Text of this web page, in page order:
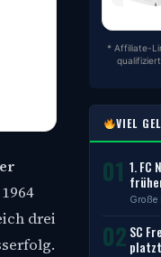
drei
* Affiliate-
VIEL
01 1. FC
Große
02 SC